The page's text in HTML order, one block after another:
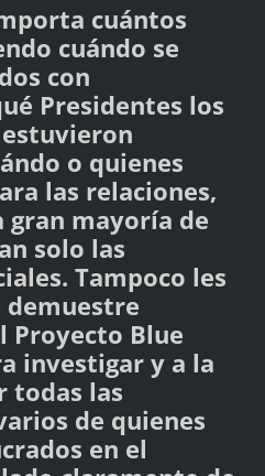
cuántos
cuándo se
con
Presidentes los
o quienes
las relaciones,
gran mayoría de
solo las
Tampoco les
Proyecto Blue
investigar y a la
todas las
de quienes
en el